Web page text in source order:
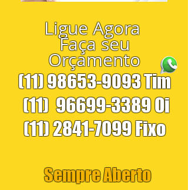
Ligue Agora
Faça seu
Orçamento
(11) 98653-9093Tim
(11) 96699-3389Oi
(11) 2841-7099Fixo
Sempre Aberto